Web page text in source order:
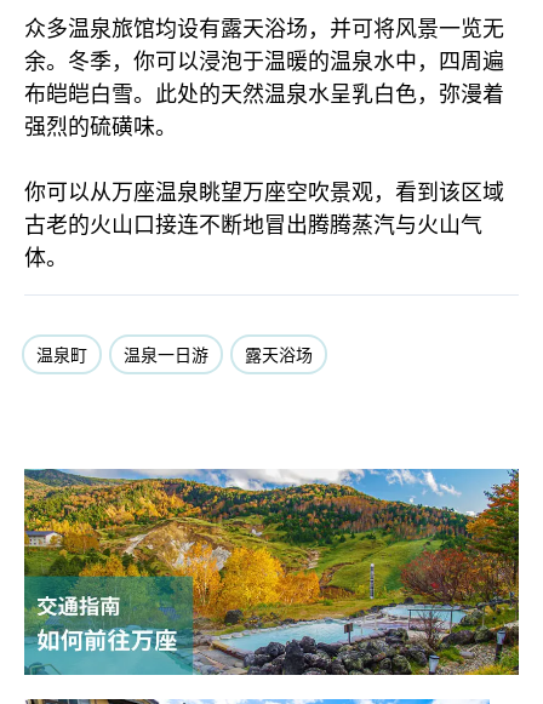
众多温泉旅馆均设有露天浴场，并可将风景一览无
余。冬季，你可以浸泡于温暖的温泉水中，四周遍
布皑皑白雪。此处的天然温泉水呈乳白色，弥漫着
强烈的硫磺味。
你可以从万座温泉眺望万座空吹景观，看到该区域
古老的火山口接连不断地冒出腾腾蒸汽与火山气
体。
温泉町 温泉一日游 露天浴场